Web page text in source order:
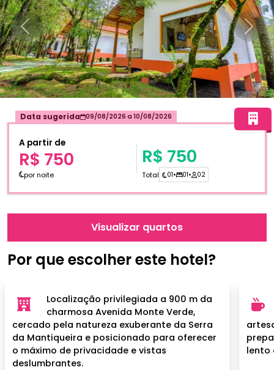
Anterior
Por que escolher este hotel?
Localização privilegiada a 900 m da
charmosa Avenida Monte Verde,
cercado pela natureza exuberante da Serra
da Mantiqueira e posicionado para oferecer
o máximo de privacidade e vistas
deslumbrantes.
lento
Data sugerida 09/08/2026 a 10/08/2026
A partir de
R$ 750
por noite
R$ 750
Total 01• 01• 02
Visualizar quartos